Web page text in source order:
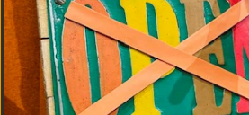
Utilisez cette option si vous
personnelles et autres données
notre entrepôt. N'oubliez pas que
supprimera votre compte et que
plus y accéder ou l'utiliser